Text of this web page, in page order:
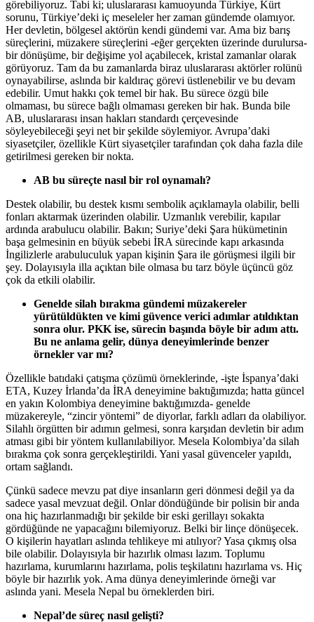
görebiliyoruz. Tabi ki; uluslararası kamuoyunda Türkiye, Kürt
sorunu, Türkiye’deki iç meseleler her zaman gündemde olamıyor.
Her devletin, bölgesel aktörün kendi gündemi var. Ama biz barış
süreçlerini, müzakere süreçlerini -eğer gerçekten üzerinde durulursa-
bir dönüşüme, bir değişime yol açabilecek, kristal zamanlar olarak
görüyoruz. Tam da bu zamanlarda biraz uluslararası aktörler rolünü
oynayabilirse, aslında bir kaldıraç görevi üstlenebilir ve bu devam
edebilir. Umut hakkı çok temel bir hak. Bu sürece özgü bile
olmaması, bu sürece bağlı olmaması gereken bir hak. Bunda bile
AB, uluslararası insan hakları standardı çerçevesinde
söyleyebileceği şeyi net bir şekilde söylemiyor. Avrupa’daki
siyasetçiler, özellikle Kürt siyasetçiler tarafından çok daha fazla dile
getirilmesi gereken bir nokta.
AB bu süreçte nasıl bir rol oynamalı?
Destek olabilir, bu destek kısmı sembolik açıklamayla olabilir, belli
fonları aktarmak üzerinden olabilir. Uzmanlık verebilir, kapılar
ardında arabulucu olabilir. Bakın; Suriye’deki Şara hükümetinin
başa gelmesinin en büyük sebebi İRA sürecinde kapı arkasında
İngilizlerle arabuluculuk yapan kişinin Şara ile görüşmesi ilgili bir
şey. Dolayısıyla illa açıktan bile olmasa bu tarz böyle üçüncü göz
çok da etkili olabilir.
Genelde silah bırakma gündemi müzakereler
yürütüldükten ve kimi güvence verici adımlar atıldıktan
sonra olur. PKK ise, sürecin başında böyle bir adım attı.
Bu ne anlama gelir, dünya deneyimlerinde benzer
örnekler var mı?
Özellikle batıdaki çatışma çözümü örneklerinde, -işte İspanya’daki
ETA, Kuzey İrlanda’da İRA deneyimine baktığımızda; hatta güncel
en yakın Kolombiya deneyimine baktığımızda- genelde
müzakereyle, “zincir yöntemi” de diyorlar, farklı adları da olabiliyor.
Silahlı örgütten bir adımın gelmesi, sonra karşıdan devletin bir adım
atması gibi bir yöntem kullanılabiliyor. Mesela Kolombiya’da silah
bırakma çok sonra gerçekleştirildi. Yani yasal güvenceler yapıldı,
ortam sağlandı.
Çünkü sadece mevzu pat diye insanların geri dönmesi değil ya da
sadece yasal mevzuat değil. Onlar döndüğünde bir polisin bir anda
ona hiç hazırlanmadığı bir şekilde bir eski gerillayı sokakta
gördüğünde ne yapacağını bilemiyoruz. Belki bir linçe dönüşecek.
O kişilerin hayatları aslında tehlikeye mi atılıyor? Yasa çıkmış olsa
bile olabilir. Dolayısıyla bir hazırlık olması lazım. Toplumu
hazırlama, kurumlarını hazırlama, polis teşkilatını hazırlama vs. Hiç
böyle bir hazırlık yok. Ama dünya deneyimlerinde örneği var
aslında yani. Mesela Nepal bu örneklerden biri.
Nepal’de süreç nasıl gelişti?